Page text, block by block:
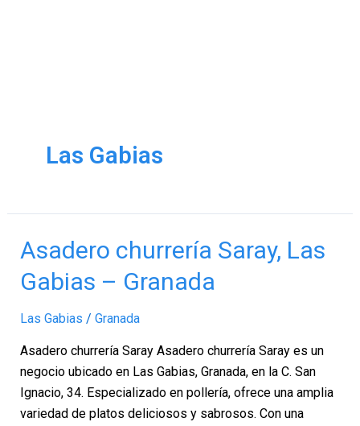
Las Gabias
Asadero churrería Saray, Las
Gabias – Granada
Las Gabias / Granada
Asadero churrería Saray Asadero churrería Saray es un
negocio ubicado en Las Gabias, Granada, en la C. San
Ignacio, 34. Especializado en pollería, ofrece una amplia
variedad de platos deliciosos y sabrosos. Con una
Asadero
churrería
Saray,
Gabias
–
Granada